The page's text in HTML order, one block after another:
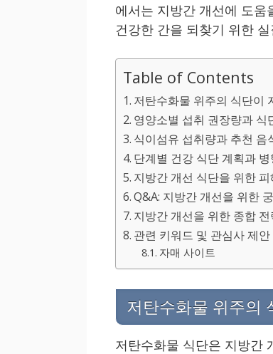
에서는 지방간 개선에 도
건강한 간을 되찾기 위한
Table of Contents
저탄수화물 위주의 식단이
영양소별 섭취 권장량과 식
식이섬유 섭취량과 추천 음
단계별 건강 식단 계획과
지방간 개선 식단을 위한
Q&A: 지방간 개선을 위한
지방간 개선을 위한 종합
관련 키워드 및 관심사 제안
자매 사이트
저탄수화물 위주의
저탄수화물 식단은 지방간